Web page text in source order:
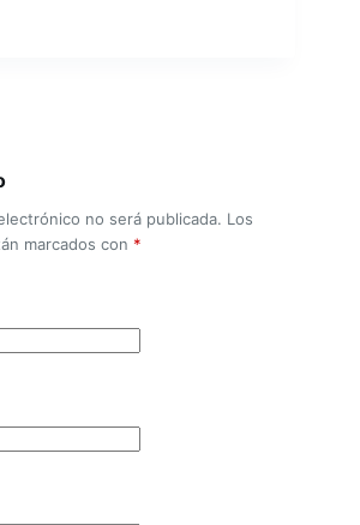
no será publicada. Los
marcados con *